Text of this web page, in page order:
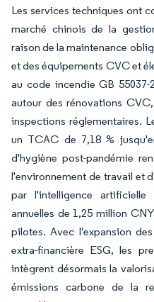
Les services techniques ont
marché chinois de la
raison de la maintenance
et des équipements CVC et
au code incendie GB
autour des rénovations
inspections réglementaires.
un TCAC de 7,18 %
d'hygiène post-pandémie
l'environnement de travail et
par l'intelligence
annuelles de 1,25 million
pilotes. Avec l'expansion
extra-financière ESG, les
intègrent désormais la
émissions carbone de la